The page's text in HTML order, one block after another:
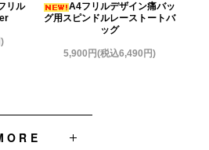
リル
A4フリルデザイン痛バッ
グ用スピンドルレーストートバ
ッグ
5,900円(税込6,490円)